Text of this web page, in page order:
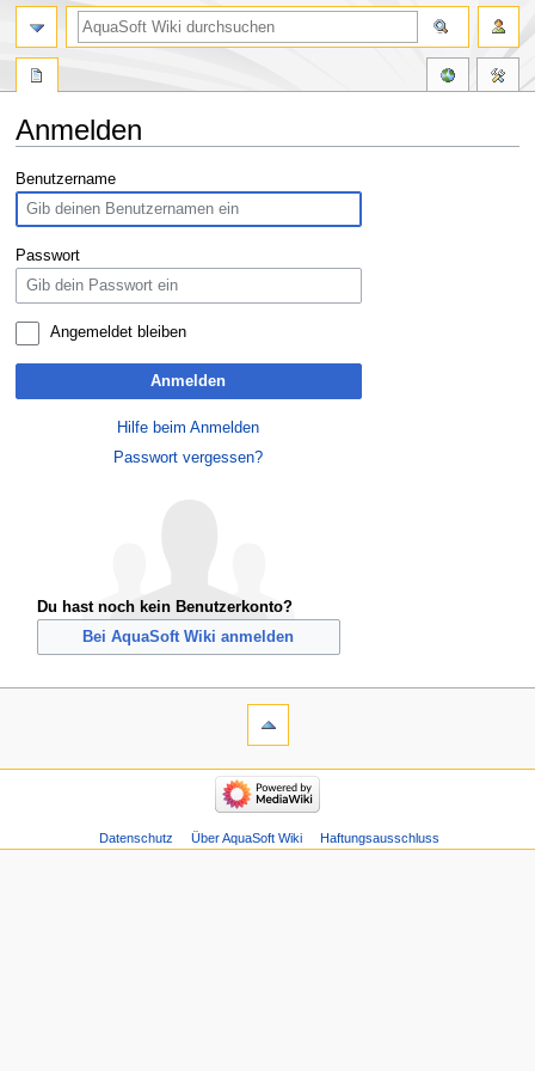
Anmelden
Zur
Navigation
springen
Zur
Suche
springen
Benutzername
Passwort
Angemeldet bleiben
Anmelden
Hilfe beim Anmelden
Passwort vergessen?
Du hast noch kein Benutzerkonto?
Bei AquaSoft Wiki anmelden
Datenschutz Über AquaSoft Wiki Haftungsausschluss